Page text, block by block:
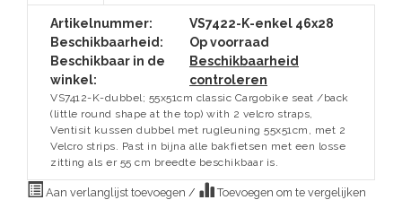
Artikelnummer:
VS7422-K-enkel 46x28
Beschikbaarheid:
Op voorraad
Beschikbaar in de
winkel:
Beschikbaarheid
controleren
VS7412-K-dubbel; 55x51cm classic Cargobike seat /back
(little round shape at the top) with 2 velcro straps,
Ventisit kussen dubbel met rugleuning 55x51cm, met 2
Velcro strips. Past in bijna alle bakfietsen met een losse
zitting als er 55 cm breedte beschikbaar is.
Aan verlanglijst toevoegen / Toevoegen om te vergelijken